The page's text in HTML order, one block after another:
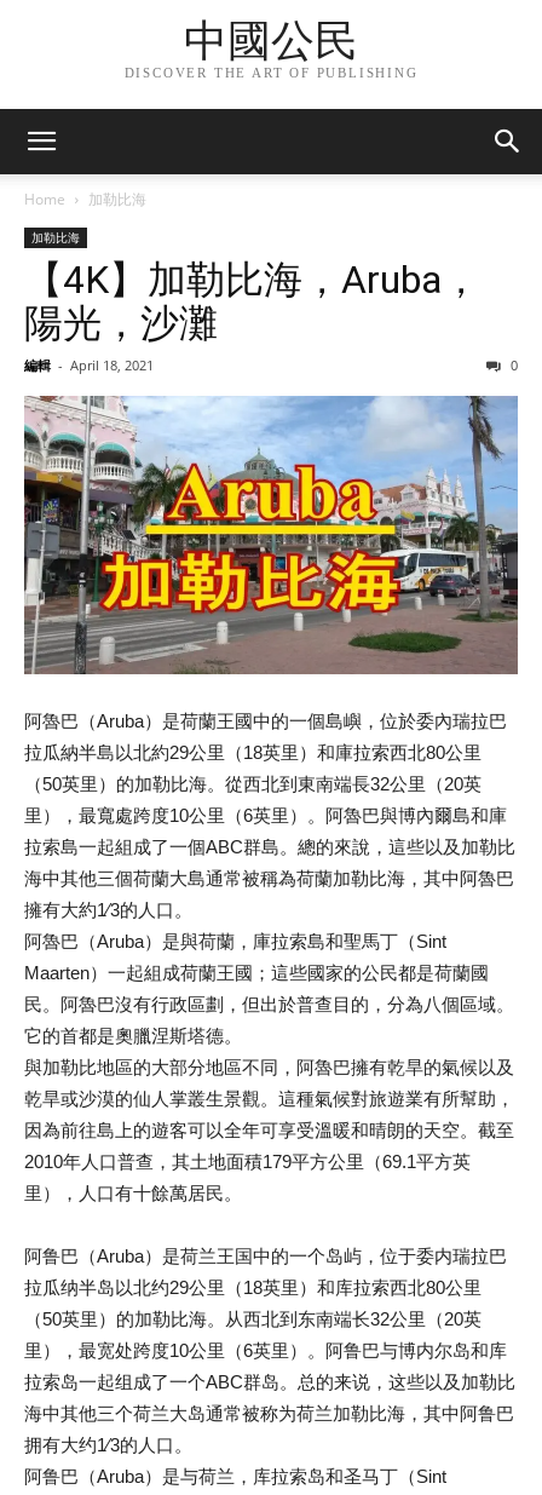
中國公民
DISCOVER THE ART OF PUBLISHING
Home 加勒比海
加勒比海
【4K】加勒比海，Aruba，
陽光，沙灘
編輯 - April 18, 2021 0
阿魯巴（Aruba）是荷蘭王國中的一個島嶼，位於委內瑞拉巴
拉瓜納半島以北約29公里（18英里）和庫拉索西北80公里
（50英里）的加勒比海。從西北到東南端長32公里（20英
里），最寬處跨度10公里（6英里）​​​​。阿魯巴與博內爾島和庫
拉索島一起組成了一個ABC群島。總的來說，這些以及加勒比
海中其他三個荷蘭大島通常被稱為荷蘭加勒比海，其中阿魯巴
擁有大約1⁄3的人口。
阿魯巴（Aruba）是與荷蘭，庫拉索島和聖馬丁（Sint
Maarten）一起組成荷蘭王國；這些國家的公民都是荷蘭國
民。阿魯巴沒有行政區劃，但出於普查目的，分為八個區域。
它的首都是奧臘涅斯塔德。
與加勒比地區的大部分地區不同，阿魯巴擁有乾旱的氣候以及
乾旱或沙漠的仙人掌叢生景觀。這種氣候對旅遊業有所幫助，
因為前往島上的遊客可以全年可享受溫暖和晴朗的天空。截至
2010年人口普查，其土地面積179平方公里（69.1平方英
里），人口有十餘萬居民。
阿鲁巴（Aruba）是荷兰王国中的一个岛屿，位于委内瑞拉巴
拉瓜纳半岛以北约29公里（18英里）和库拉索西北80公里
（50英里）的加勒比海。从西北到东南端长32公里（20英
里），最宽处跨度10公里（6英里）​​。阿鲁巴与博内尔岛和库
拉索岛一起组成了一个ABC群岛。总的来说，这些以及加勒比
海中其他三个荷兰大岛通常被称为荷兰加勒比海，其中阿鲁巴
拥有大约1⁄3的人口。
阿鲁巴（Aruba）是与荷兰，库拉索岛和圣马丁（Sint